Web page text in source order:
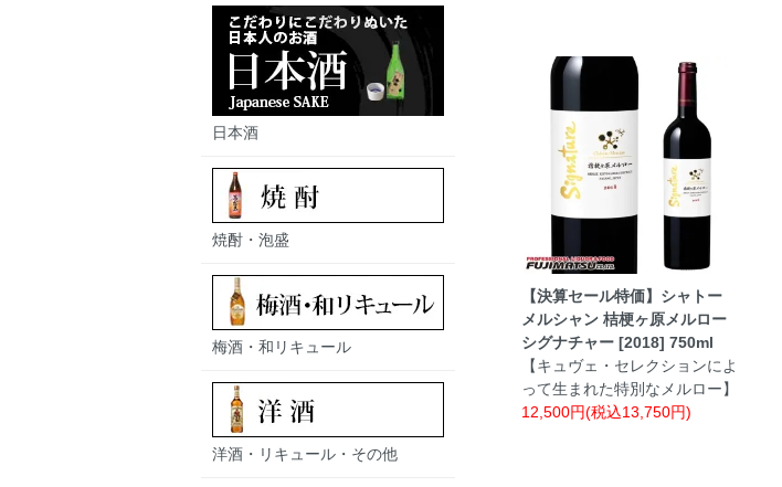
【決算セール特価】シャトー
メルシャン 桔梗ヶ原メルロー
シグナチャー [2018] 750ml
【キュヴェ・セレクションによ
って生まれた特別なメルロー】
12,500円(税込13,750円)
日本酒
焼酎・泡盛
梅酒・和リキュール
洋酒・リキュール・その他